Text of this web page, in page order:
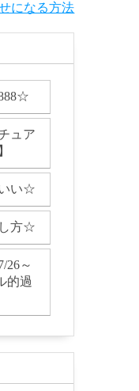
になる方法
ュア
い☆
し方☆
26～
的過